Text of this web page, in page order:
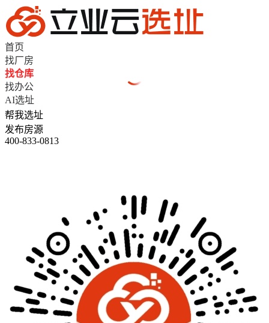
首页
找厂房
找仓库
找办公
AI选址
帮我选址
发布房源
400-833-0813